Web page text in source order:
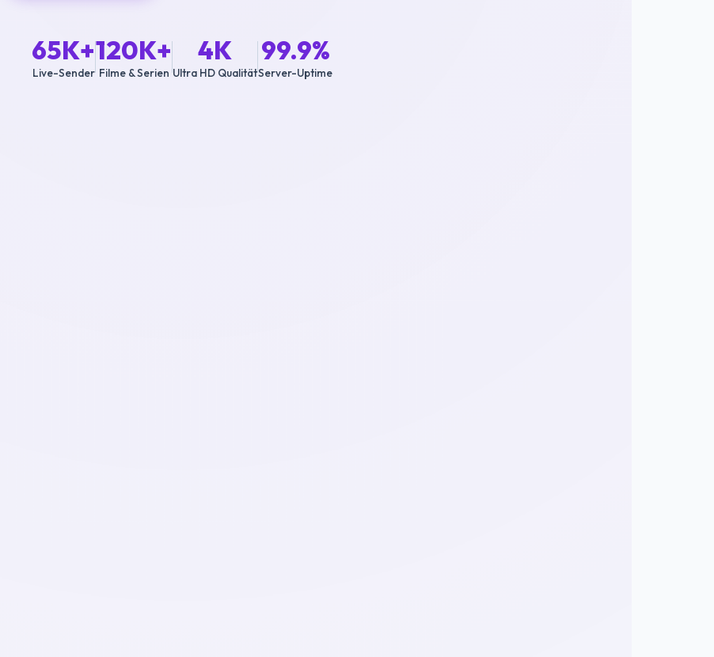
65K+
Live-Sender
120K+
Filme & Serien
4K
Ultra HD Qualität
99.9%
Server-Uptime